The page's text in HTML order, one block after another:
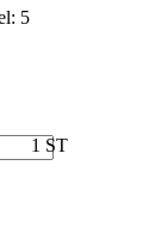
: 5
1 ST